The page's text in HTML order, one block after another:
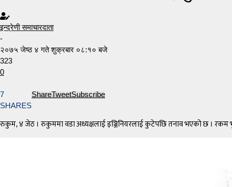
इन्द्रेणी समाचारदाता
-
२०७५ जेष्ठ ४ गते शुक्रबार ०८:१० बजे
323
0
7
SHARES
ShareTweetSubscribe
रुकुम, ४ जेठ । रुकुममा वडा अध्यक्षलाई इञ्जिनियरलाई कुटेपछि तनाव भएको छ ।